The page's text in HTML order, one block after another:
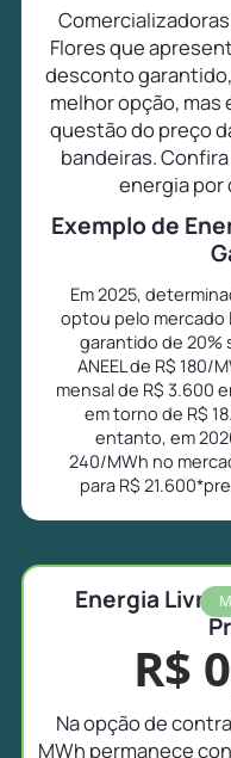
Flores que
desconto
melhor opção,
questão do preço
bandeiras.
energia
Exemplo de
Em 2025,
optou pelo mercado
garantido de 20%
ANEEL de R$ 180/
mensal de R$ 3.600
em torno de R$
entanto, em
240/MWh no
para R$
Energia Livre
R$
Na opção de
MWh permanece